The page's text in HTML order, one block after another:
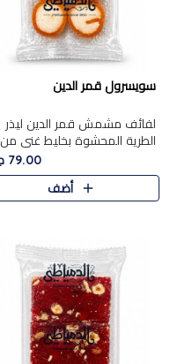
سويسرول قمر الدين
لفائف مشمش قمر الدين ليذر
الطرية المحشوة بخليط غني من
جوز الهند الأبيض والمكسرات
الفاخرة، يقدم المذاق الحلو
الطبيعي لقمر الدين و تجمع بين
79.00 جنيه
أضف